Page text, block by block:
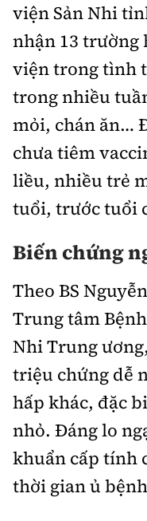
viện Sản Nhi
nhận 13 trường
viện trong tình
trong nhiều
mỏi, chán ăn…
chưa tiêm
liều, nhiều trẻ
tuổi, trước tuổi
Biến chứng
Theo BS
Trung tâm
Nhi Trung
triệu chứng dễ
hấp khác, đặc
nhỏ. Đáng lo
khuẩn cấp tính
thời gian ủ